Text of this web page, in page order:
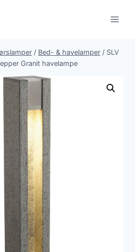
/ Bed- & havelamper / SLV
Granit havelampe